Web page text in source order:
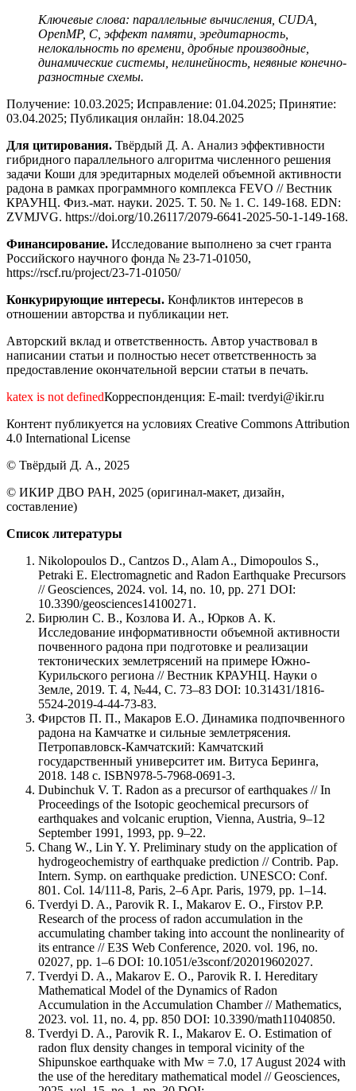
Ключевые слова: параллельные вычисления, CUDA,
OpenMP, C, эффект памяти, эредитарность,
нелокальность по времени, дробные производные,
динамические системы, нелинейность, неявные конечно-
разностные схемы.
Получение: 10.03.2025; Исправление: 01.04.2025; Принятие:
03.04.2025; Публикация онлайн: 18.04.2025
Для цитирования. Твёрдый Д. А. Анализ эффективности
гибридного параллельного алгоритма численного решения
задачи Коши для эредитарных моделей объемной активности
радона в рамках программного комплекса FEVO // Вестник
КРАУНЦ. Физ.-мат. науки. 2025. Т. 50. № 1. C. 149-168. EDN:
ZVMJVG. https://doi.org/10.26117/2079-6641-2025-50-1-149-168.
Финансирование. Исследование выполнено за счет гранта
Российского научного фонда № 23-71-01050,
https://rscf.ru/project/23-71-01050/
Конкурирующие интересы. Конфликтов интересов в
отношении авторства и публикации нет.
Авторский вклад и ответственность. Автор участвовал в
написании статьи и полностью несет ответственность за
предоставление окончательной версии статьи в печать.
katex is not definedКорреспонденция: E-mail: tverdyi@ikir.ru
Контент публикуется на условиях Creative Commons Attribution
4.0 International License
© Твёрдый Д. А., 2025
© ИКИР ДВО РАН, 2025 (оригинал-макет, дизайн,
составление)
Список литературы
Nikolopoulos D., Cantzos D., Alam A., Dimopoulos S.,
Petraki E. Electromagnetic and Radon Earthquake Precursors
// Geosciences, 2024. vol. 14, no. 10, pp. 271 DOI:
10.3390/geosciences14100271.
Бирюлин С. В., Козлова И. А., Юрков А. К.
Исследование информативности объемной активности
почвенного радона при подготовке и реализации
тектонических землетрясений на примере Южно-
Курильского региона // Вестник КРАУНЦ. Науки о
Земле, 2019. Т. 4, №44, С. 73–83 DOI: 10.31431/1816-
5524-2019-4-44-73-83.
Фирстов П. П., Макаров Е.О. Динамика подпочвенного
радона на Камчатке и сильные землетрясения.
Петропавловск-Камчатский: Камчатский
государственный университет им. Витуса Беринга,
2018. 148 с. ISBN978-5-7968-0691-3.
Dubinchuk V. T. Radon as a precursor of earthquakes // In
Proceedings of the Isotopic geochemical precursors of
earthquakes and volcanic eruption, Vienna, Austria, 9–12
September 1991, 1993, pp. 9–22.
Chang W., Lin Y. Y. Preliminary study on the application of
hydrogeochemistry of earthquake prediction // Contrib. Pap.
Intern. Symp. on earthquake prediction. UNESCO: Conf.
801. Col. 14/111-8, Paris, 2–6 Apr. Paris, 1979, pp. 1–14.
Tverdyi D. A., Parovik R. I., Makarov E. O., Firstov P.P.
Research of the process of radon accumulation in the
accumulating chamber taking into account the nonlinearity of
its entrance // E3S Web Conference, 2020. vol. 196, no.
02027, pp. 1–6 DOI: 10.1051/e3sconf/202019602027.
Tverdyi D. A., Makarov E. O., Parovik R. I. Hereditary
Mathematical Model of the Dynamics of Radon
Accumulation in the Accumulation Chamber // Mathematics,
2023. vol. 11, no. 4, pp. 850 DOI: 10.3390/math11040850.
Tverdyi D. A., Parovik R. I., Makarov E. O. Estimation of
radon flux density changes in temporal vicinity of the
Shipunskoe earthquake with Mw = 7.0, 17 August 2024 with
the use of the hereditary mathematical model // Geosciences,